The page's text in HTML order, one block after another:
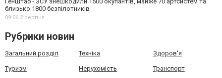
близько 1800 безпілотників
09:06,2 серпня
Рубрики новин
Загальний розділ Техніка Здоров'я
Туризм Нерухомість Транспорт